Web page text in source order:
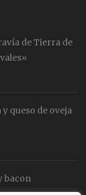
de Tierra de
queso de oveja
bacon